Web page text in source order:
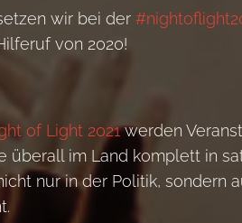
wir bei der
von 2020!
of Light 2021werden
überall im Land komplett in
nur in der Politik, sondern